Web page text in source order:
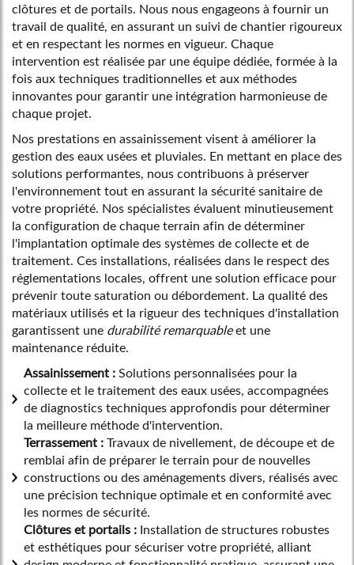
clôtures et de portails. Nous nous engageons à fournir un
travail de qualité, en assurant un suivi de chantier rigoureux
et en respectant les normes en vigueur. Chaque
intervention est réalisée par une équipe dédiée, formée à la
fois aux techniques traditionnelles et aux méthodes
innovantes pour garantir une intégration harmonieuse de
chaque projet.
Nos prestations en assainissement visent à améliorer la
gestion des eaux usées et pluviales. En mettant en place des
solutions performantes, nous contribuons à préserver
l'environnement tout en assurant la sécurité sanitaire de
votre propriété. Nos spécialistes évaluent minutieusement
la configuration de chaque terrain afin de déterminer
l'implantation optimale des systèmes de collecte et de
traitement. Ces installations, réalisées dans le respect des
réglementations locales, offrent une solution efficace pour
prévenir toute saturation ou débordement. La qualité des
matériaux utilisés et la rigueur des techniques d'installation
garantissent une durabilité remarquableet une
maintenance réduite.
Assainissement : Solutions personnalisées pour la
collecte et le traitement des eaux usées, accompagnées
de diagnostics techniques approfondis pour déterminer
la meilleure méthode d'intervention.
Terrassement : Travaux de nivellement, de découpe et de
remblai afin de préparer le terrain pour de nouvelles
constructions ou des aménagements divers, réalisés avec
une précision technique optimale et en conformité avec
les normes de sécurité.
Clôtures et portails : Installation de structures robustes
et esthétiques pour sécuriser votre propriété, alliant